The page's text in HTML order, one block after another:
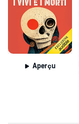
Aperçu